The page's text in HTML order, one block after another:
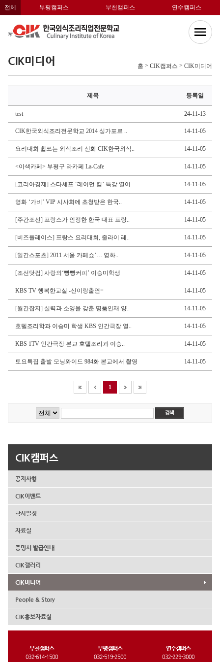
전체 부평캠퍼스 부천캠퍼스 연수캠퍼스
CIK미디어 홈 > CIK캠퍼스 > CIK미디어
제목 등록일
test 24-11-13
CIK한국외식조리전문학교 2014 싱가포르 .. 14-11-05
요리대회 휩쓰는 외식조리 신화 CIK한국외식.. 14-11-05
<이색카페> 부평구 라카페 La-Cafe 14-11-05
[코리아경제] 스타셰프 ‘레이먼 킴’ 특강 열어 14-11-05
영화 ‘가비’ VIP 시사회에 초청받은 한국.. 14-11-05
[주간조선] 프랑스가 인정한 한국 대표 프랑.. 14-11-05
[비즈플레이스] 프랑스 요리대회, 줄라이 레.. 14-11-05
[일간스포츠] 2011 서울 카페쇼’… 영화.. 14-11-05
[조선닷컴] 사랑의‘빵빵커피’ 이승미학생 14-11-05
KBS TV 행복한교실 -신이랑출연= 14-11-05
[월간잡지] 실력과 소양을 갖춘 명품인재 양.. 14-11-05
호텔조리학과 이승미 학생 KBS 인간극장 열.. 14-11-05
KBS 1TV 인간극장 본교 호텔조리과 이승.. 14-11-05
토요특집 출발 모닝와이드 984화 본교에서 촬영 14-11-05
1
CIK캠퍼스
공지사항
CIK이벤트
학사일정
자료실
증명서 발급안내
CIK갤러리
CIK미디어
People & Story
CIK홍보자료실
부천캠퍼스
032-614-1500
부평캠퍼스
032-519-2500
연수캠퍼스
032-229-3000